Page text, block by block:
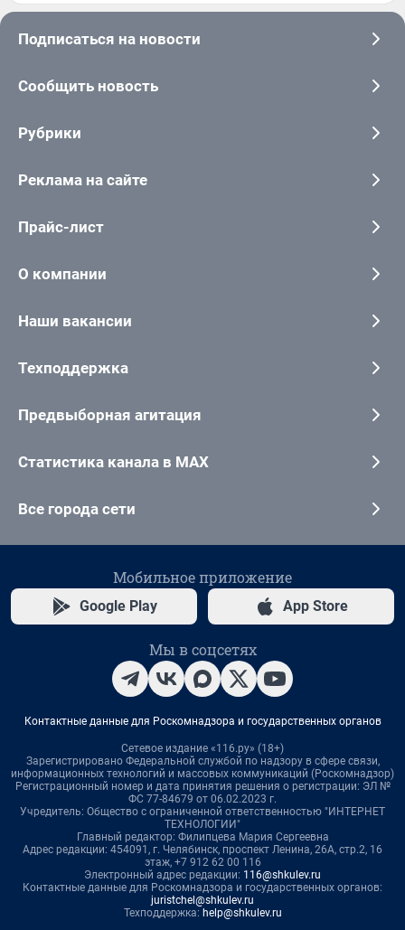
Подписаться на новости
Сообщить новость
Рубрики
Реклама на сайте
Прайс-лист
О компании
Наши вакансии
Техподдержка
Предвыборная агитация
Статистика канала в MAX
Все города сети
Мобильное приложение
Google Play App Store
Мы в соцсетях
Контактные данные для Роскомнадзора и государственных органов
Сетевое издание «116.ру» (18+)
Зарегистрировано Федеральной службой по надзору в сфере связи,
информационных технологий и массовых коммуникаций (Роскомнадзор)
Регистрационный номер и дата принятия решения о регистрации: ЭЛ №
ФС 77-84679 от 06.02.2023 г.
Учредитель: Общество с ограниченной ответственностью "ИНТЕРНЕТ
ТЕХНОЛОГИИ"
Главный редактор: Филипцева Мария Сергеевна
Адрес редакции: 454091, г. Челябинск, проспект Ленина, 26А, стр.2, 16
этаж, +7 912 62 00 116
Электронный адрес редакции: 116@shkulev.ru
Контактные данные для Роскомнадзора и государственных органов:
juristchel@shkulev.ru
Техподдержка: help@shkulev.ru